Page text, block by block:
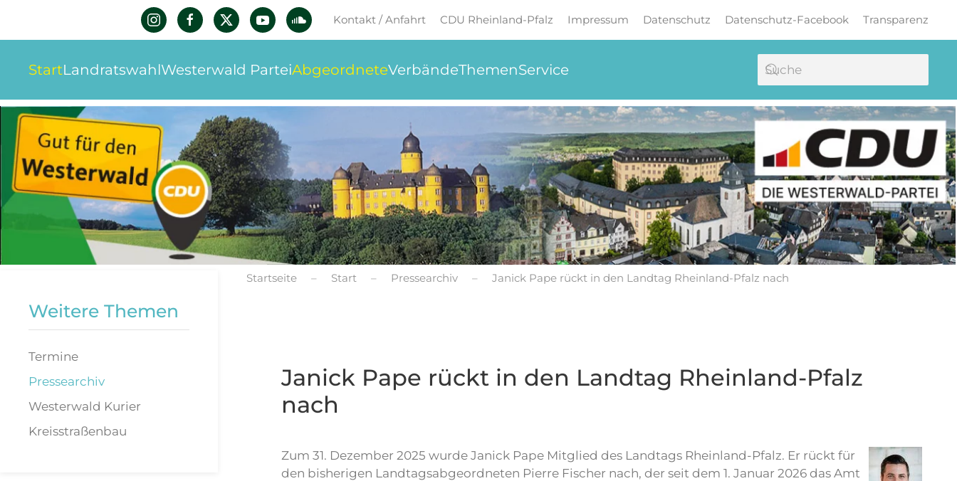
Zum Hauptinhalt springen
Kontakt / Anfahrt CDU Rheinland-Pfalz Impressum Datenschutz Datenschutz-Facebook Transparenz
StartLandratswahlWesterwald ParteiAbgeordneteVerbändeThemenService
Startseite Start Pressearchiv Janick Pape rückt in den Landtag Rheinland-Pfalz nach
Janick Pape rückt in den Landtag Rheinland-Pfalz
nach
Zum 31. Dezember 2025 wurde Janick Pape Mitglied des Landtags Rheinland-Pfalz. Er rückt für
den bisherigen Landtagsabgeordneten Pierre Fischer nach, der seit dem 1. Januar 2026 das Amt
Weitere Themen
Termine
Pressearchiv
Westerwald Kurier
Kreisstraßenbau